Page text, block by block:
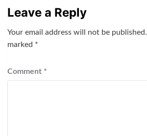
Leave a Reply
Your email address will not be published.
marked *
Comment *